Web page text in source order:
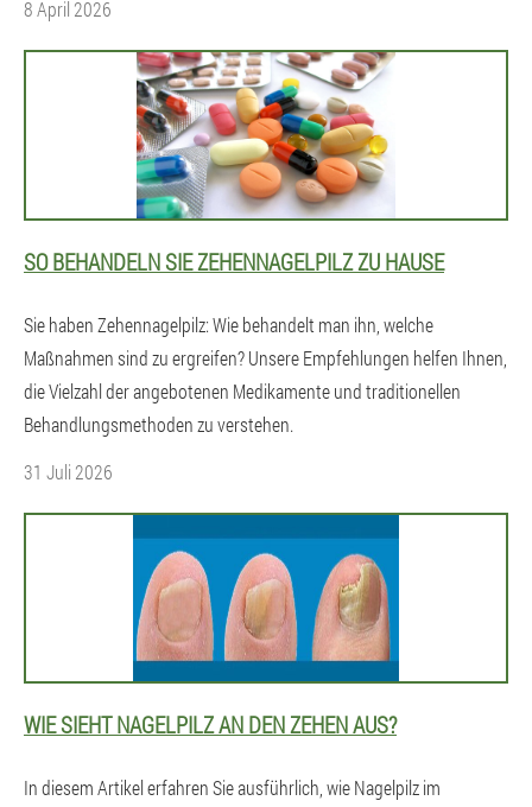
8 April 2026
SO BEHANDELN SIE ZEHENNAGELPILZ ZU HAUSE
Sie haben Zehennagelpilz: Wie behandelt man ihn, welche
Maßnahmen sind zu ergreifen? Unsere Empfehlungen helfen Ihnen,
die Vielzahl der angebotenen Medikamente und traditionellen
Behandlungsmethoden zu verstehen.
31 Juli 2026
WIE SIEHT NAGELPILZ AN DEN ZEHEN AUS?
In diesem Artikel erfahren Sie ausführlich, wie Nagelpilz im